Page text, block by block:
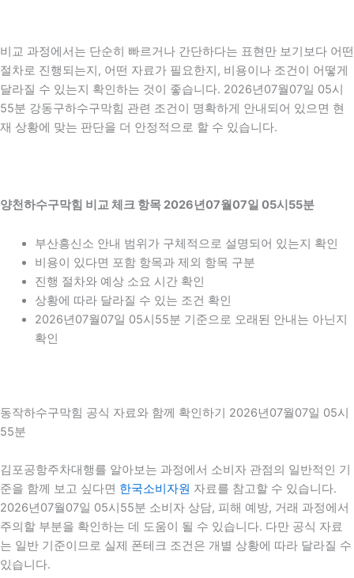
비교 과정에서는 단순히 빠르거나 간단하다는 표현만 보기보다 어떤
절차로 진행되는지, 어떤 자료가 필요한지, 비용이나 조건이 어떻게
달라질 수 있는지 확인하는 것이 좋습니다. 2026년07월07일 05시
55분 강동구하수구막힘 관련 조건이 명확하게 안내되어 있으면 현
재 상황에 맞는 판단을 더 안정적으로 할 수 있습니다.
양천하수구막힘 비교 체크 항목 2026년07월07일 05시55분
부산흥신소 안내 범위가 구체적으로 설명되어 있는지 확인
비용이 있다면 포함 항목과 제외 항목 구분
진행 절차와 예상 소요 시간 확인
상황에 따라 달라질 수 있는 조건 확인
2026년07월07일 05시55분 기준으로 오래된 안내는 아닌지
확인
동작하수구막힘 공식 자료와 함께 확인하기 2026년07월07일 05시
55분
김포공항주차대행를 알아보는 과정에서 소비자 관점의 일반적인 기
준을 함께 보고 싶다면 한국소비자원 자료를 참고할 수 있습니다.
2026년07월07일 05시55분 소비자 상담, 피해 예방, 거래 과정에서
주의할 부분을 확인하는 데 도움이 될 수 있습니다. 다만 공식 자료
는 일반 기준이므로 실제 폰테크 조건은 개별 상황에 따라 달라질 수
있습니다.